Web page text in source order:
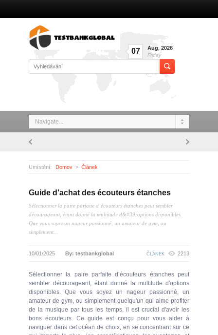
07 Aug, 2026
Friday
Navigate...
Umístění: Domov Článek
Guide d'achat des écouteurs étanches
Sélectionner la paire parfaite d’écouteurs étanches peut sembler
décourageant, étant donné la multitude d&#39;options disponibles.
Que vous soyez un nageur passionné, un amateur de gym, ou
simplement...
10/01/2025 By: testbankglobal ČLÁNEK 2213
Sélectionner la paire parfaite d’écouteurs étanches peut
sembler décourageant, étant donné la multitude d'options
disponibles. Que vous soyez un nageur passionné, un
amateur de gym, ou simplement quelqu'un qui aime profiter
de la musique par tous les temps, il est crucial d'avoir les
bons écouteurs. Ce guide est conçu pour vous aider à
naviguer dans cet océan de choix, en se concentrant sur ce